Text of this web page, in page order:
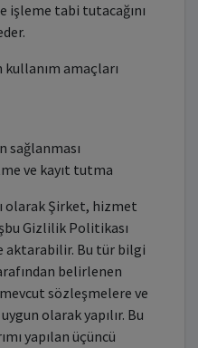
işleme tabi tutacağını
amaçları
sağlanması
ve kayıt tutma
olarak Şirket, hizmet
Gizlilik Politikası
aktarabilir. Bu tür bilgi
belirlenen
sözleşmelere ve
olarak yapılır. Bu
yapılan üçüncü